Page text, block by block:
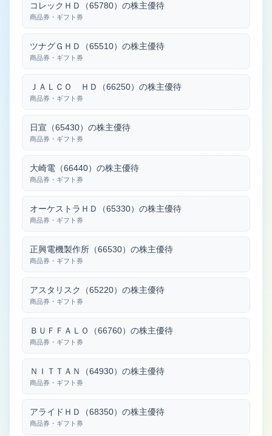
コレックＨＤ（65780）の株主優待
商品券・ギフト券
ツナグＧＨＤ（65510）の株主優待
商品券・ギフト券
ＪＡＬＣＯ ＨＤ（66250）の株主優待
商品券・ギフト券
日宣（65430）の株主優待
商品券・ギフト券
大崎電（66440）の株主優待
商品券・ギフト券
オーケストラＨＤ（65330）の株主優待
商品券・ギフト券
正興電機製作所（66530）の株主優待
商品券・ギフト券
アスタリスク（65220）の株主優待
商品券・ギフト券
ＢＵＦＦＡＬＯ（66760）の株主優待
商品券・ギフト券
ＮＩＴＴＡＮ（64930）の株主優待
商品券・ギフト券
アライドＨＤ（68350）の株主優待
商品券・ギフト券